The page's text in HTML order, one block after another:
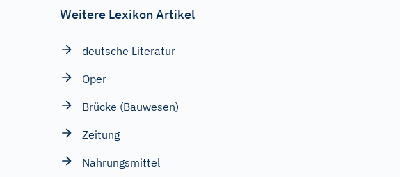
Weitere Lexikon Artikel
deutsche Literatur
Oper
Brücke (Bauwesen)
Zeitung
Nahrungsmittel